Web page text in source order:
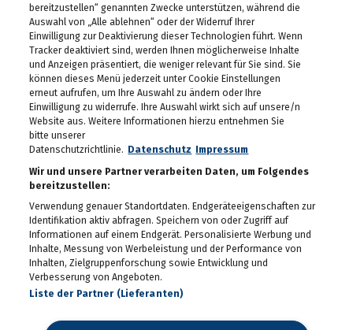
bereitzustellen“ genannten Zwecke unterstützen, während die
Auswahl von „Alle ablehnen“ oder der Widerruf Ihrer
Einwilligung zur Deaktivierung dieser Technologien führt. Wenn
Tracker deaktiviert sind, werden Ihnen möglicherweise Inhalte
und Anzeigen präsentiert, die weniger relevant für Sie sind. Sie
können dieses Menü jederzeit unter Cookie Einstellungen
erneut aufrufen, um Ihre Auswahl zu ändern oder Ihre
Einwilligung zu widerrufe. Ihre Auswahl wirkt sich auf unsere/n
Website aus. Weitere Informationen hierzu entnehmen Sie
bitte unserer
Datenschutzrichtlinie.
Datenschutz
Impressum
Wir und unsere Partner verarbeiten Daten, um Folgendes
bereitzustellen:
Verwendung genauer Standortdaten. Endgeräteeigenschaften zur
Identifikation aktiv abfragen. Speichern von oder Zugriff auf
Informationen auf einem Endgerät. Personalisierte Werbung und
Inhalte, Messung von Werbeleistung und der Performance von
Inhalten, Zielgruppenforschung sowie Entwicklung und
Verbesserung von Angeboten.
Liste der Partner (Lieferanten)